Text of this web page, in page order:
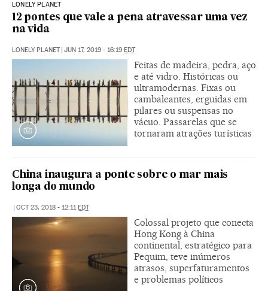
LONELY PLANET
12 pontes que vale a pena atravessar uma vez
na vida
LONELY PLANET JUN 17, 2019 - 16:19 EDT
Feitas de madeira, pedra, aço
e até vidro. Históricas ou
ultramodernas. Fixas ou
cambaleantes, erguidas em
pilares ou suspensas no
vácuo. Passarelas que se
tornaram atrações turísticas
China inaugura a ponte sobre o mar mais
longa do mundo
| OCT 23, 2018 - 12:11EDT
Colossal projeto que conecta
Hong Kong à China
continental, estratégico para
Pequim, teve inúmeros
atrasos, superfaturamentos
e problemas políticos